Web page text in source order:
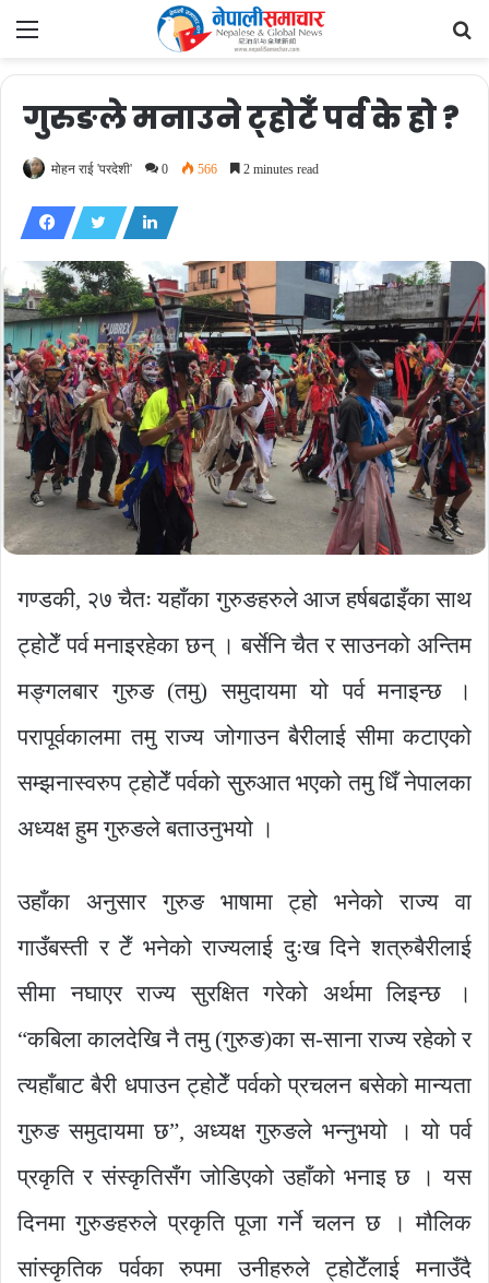
Menu
गुरुङले मनाउने ट्होटेँ पर्व के हो ?
मोहन राई 'परदेशी' 0 566 2 minutes read
गण्डकी, २७ चैतः यहाँका गुरुङहरुले आज हर्षबढाइँका साथ
ट्होटेँ पर्व मनाइरहेका छन् । बर्सेनि चैत र साउनको अन्तिम
मङ्गलबार गुरुङ (तमु) समुदायमा यो पर्व मनाइन्छ ।
परापूर्वकालमा तमु राज्य जोगाउन बैरीलाई सीमा कटाएको
सम्झनास्वरुप ट्होटेँ पर्वको सुरुआत भएको तमु धिँ नेपालका
अध्यक्ष हुम गुरुङले बताउनुभयो ।
उहाँका अनुसार गुरुङ भाषामा ट्हो भनेको राज्य वा
गाउँबस्ती र टेँ भनेको राज्यलाई दुःख दिने शत्रुबैरीलाई
सीमा नघाएर राज्य सुरक्षित गरेको अर्थमा लिइन्छ ।
“कबिला कालदेखि नै तमु (गुरुङ)का स-साना राज्य रहेको र
त्यहाँबाट बैरी धपाउन ट्होटेँ पर्वको प्रचलन बसेको मान्यता
गुरुङ समुदायमा छ”, अध्यक्ष गुरुङले भन्नुभयो । यो पर्व
प्रकृति र संस्कृतिसँग जोडिएको उहाँको भनाइ छ । यस
दिनमा गुरुङहरुले प्रकृति पूजा गर्ने चलन छ । मौलिक
सांस्कृतिक पर्वका रुपमा उनीहरुले ट्होटेँलाई मनाउँदै